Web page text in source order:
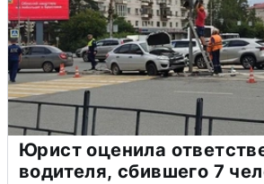
Юрист оценила
водителя, сбившего 7